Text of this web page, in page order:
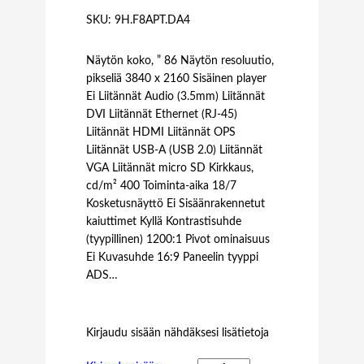
SKU: 9H.F8APT.DA4
Näytön koko, ” 86 Näytön resoluutio,
pikseliä 3840 x 2160 Sisäinen player
Ei Liitännät Audio (3.5mm) Liitännät
DVI Liitännät Ethernet (RJ-45)
Liitännät HDMI Liitännät OPS
Liitännät USB-A (USB 2.0) Liitännät
VGA Liitännät micro SD Kirkkaus,
cd/m² 400 Toiminta-aika 18/7
Kosketusnäyttö Ei Sisäänrakennetut
kaiuttimet Kyllä Kontrastisuhde
(tyypillinen) 1200:1 Pivot ominaisuus
Ei Kuvasuhde 16:9 Paneelin tyyppi
ADS…
Kirjaudu sisään nähdäksesi lisätietoja